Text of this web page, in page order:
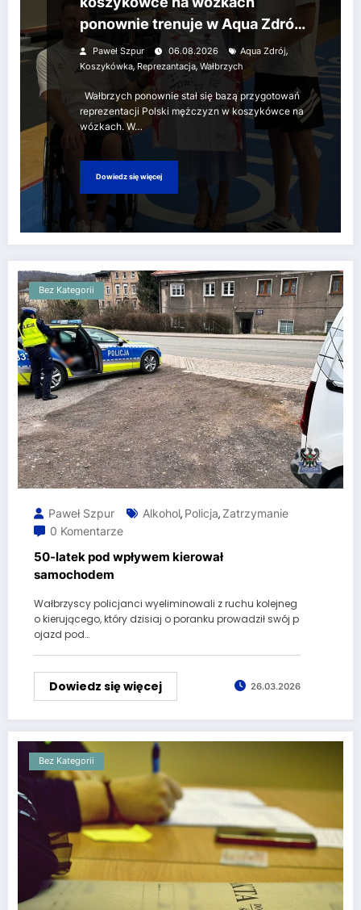
ponownie trenuje w Aqua Zdrój
Wałbrzych. Przed Biało-
Czerwonymi Mistrzostwa
Świata
Paweł Szpur 06.08.2026 Aqua Zdrój,
Koszykówka, Reprezantacja, Wałbrzych
Wałbrzych ponownie stał się bazą przygotowań
reprezentacji Polski mężczyzn w koszykówce na
wózkach. W…
Dowiedz się więcej
Bez Kategorii
Paweł Szpur Alkohol, Policja, Zatrzymanie
0 Komentarze
50-latek pod wpływem kierował
samochodem
Wałbrzyscy policjanci wyeliminowali z ruchu kolejneg
o kierującego, który dzisiaj o poranku prowadził swój p
ojazd pod…
Dowiedz się więcej 26.03.2026
Bez Kategorii